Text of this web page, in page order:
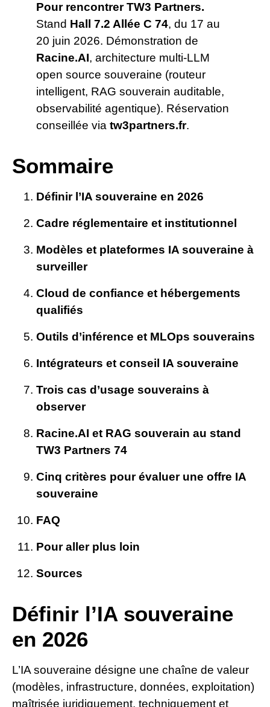
Pour rencontrer TW3 Partners.
Stand Hall 7.2 Allée C 74, du 17 au
20 juin 2026. Démonstration de
Racine.AI, architecture multi-LLM
open source souveraine (routeur
intelligent, RAG souverain auditable,
observabilité agentique). Réservation
conseillée via tw3partners.fr.
Sommaire
Définir l’IA souveraine en 2026
Cadre réglementaire et institutionnel
Modèles et plateformes IA souveraine à
surveiller
Cloud de confiance et hébergements
qualifiés
Outils d’inférence et MLOps souverains
Intégrateurs et conseil IA souveraine
Trois cas d’usage souverains à
observer
Racine.AI et RAG souverain au stand
TW3 Partners 74
Cinq critères pour évaluer une offre IA
souveraine
FAQ
Pour aller plus loin
Sources
Définir l’IA souveraine
en 2026
L’IA souveraine désigne une chaîne de valeur
(modèles, infrastructure, données, exploitation)
maîtrisée juridiquement, techniquement et